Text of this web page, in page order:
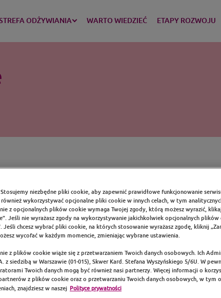
ODŻYWIANIA WARTO WIEDZIEĆ ETAPY ROZWOJU
za dwoje, to jednak
samego składnika!
ze swoich
Możemy
zmodyfikować
niezbędne pliki cookie, aby zapewnić prawidłowe funkcjonowanie
wykorzystywać opcjonalne pliki cookie w innych celach, w tym
z opcjonalnych plików cookie wymaga Twojej zgody, którą możesz wyrazić,
Jeśli nie wyrażasz zgody na wykorzystywanie jakichkolwiek opcjonalnych
Jeśli chcesz wybrać pliki cookie, na których stosowanie wyrażasz zgodę, kliknij
wycofać w każdym momencie, zmieniając wybrane ustawienia.
z plików cookie wiąże się z przetwarzaniem Twoich danych osobowych. Ich
z siedzibą w Warszawie (01-015), Skwer Kard. Stefana Wyszyńskiego 5/6U. W
Twoich danych mogą być również nasi partnerzy. Więcej informacji o
z plików cookie oraz o przetwarzaniu Twoich danych osobowych, w tym o
znajdziesz w naszej Polityce prywatności